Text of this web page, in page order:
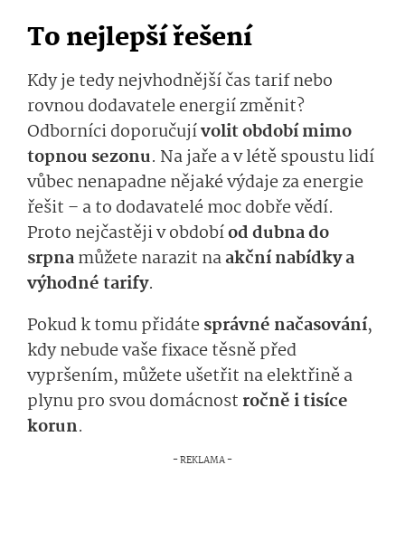
To nejlepší řešení
Kdy je tedy nejvhodnější čas tarif nebo
rovnou dodavatele energií změnit?
Odborníci doporučujívolit období mimo
topnou sezonu. Na jaře a v létě spoustu lidí
vůbec nenapadne nějaké výdaje za energie
řešit – a to dodavatelé moc dobře vědí.
Proto nejčastěji v obdobíod dubna do
srpnamůžete narazit naakční nabídky a
výhodné tarify.
Pokud k tomu přidátesprávné načasování,
kdy nebude vaše fixace těsně před
vypršením, můžete ušetřit na elektřině a
plynu pro svou domácnost ročně i tisíce
korun.